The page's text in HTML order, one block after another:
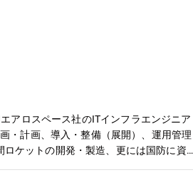
アロスペース社のITインフラエンジニア
・計画、導入・整備（展開）、運用管理
ケットの開発・製造、更には国防に資す